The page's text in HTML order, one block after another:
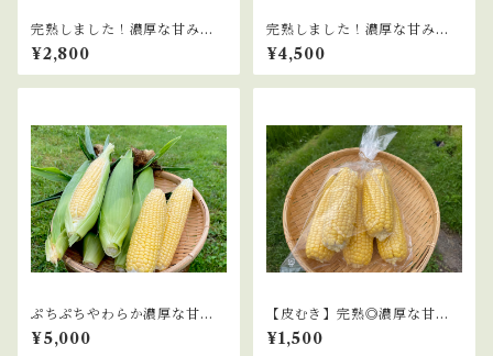
完熟しました！濃厚な甘み！
山育ちのトウモロコシ 6本
¥2,800
完熟しました！濃厚な甘み！
山育ちのトウモロコシ 10本
¥4,500
ぷちぷちやわらか濃厚な甘
み！山育ちのトウモロコシ 10
本
¥5,000
【皮むき】完熟◎濃厚な甘
み！山育ちのトウモロコシ 5～
6本×2袋
¥1,500